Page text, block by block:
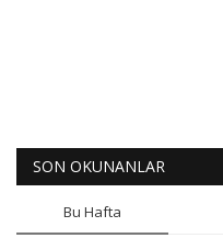
SON OKUNANLAR
Bu Hafta